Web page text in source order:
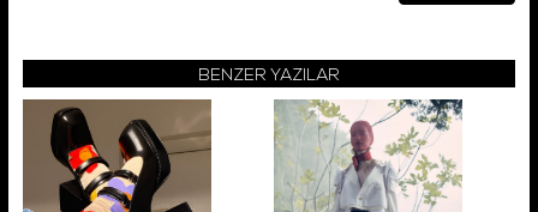
BENZER YAZILAR